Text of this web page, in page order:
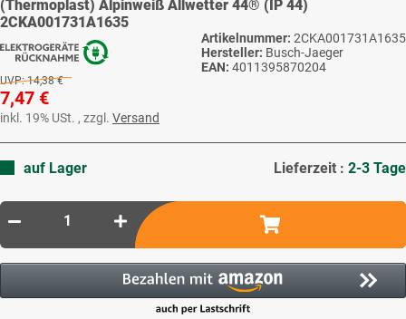
(Thermoplast) Alpinweiß Allwetter 44® (IP 44)
2CKA001731A1635
Artikelnummer: 2CKA001731A1635
Hersteller: Busch-Jaeger
EAN: 4011395870204
UVP: 14,38 €
7,47 €
inkl. 19% USt. , zzgl. Versand
auf Lager Lieferzeit : 2-3 Tage